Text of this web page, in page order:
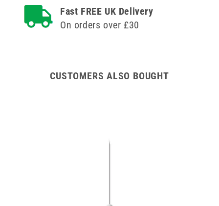
g
1
y
1
Fast FREE UK Delivery
On orders over £30
CUSTOMERS ALSO BOUGHT